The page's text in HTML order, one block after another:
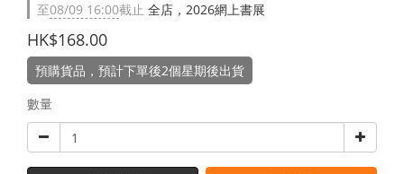
至08/09 16:00截止 全店，2026網上書展
HK$168.00
預購貨品，預計下單後2個星期後出貨
數量